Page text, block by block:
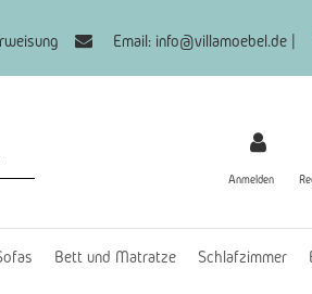
Email: info@villamoebel.de |
Anmelden
Bett und Matratze Schlafzimmer